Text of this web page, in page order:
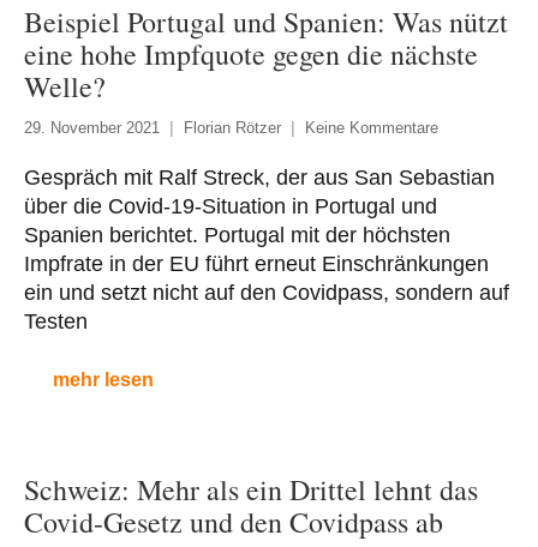
Beispiel Portugal und Spanien: Was nützt
eine hohe Impfquote gegen die nächste
Welle?
29. November 2021 Florian Rötzer Keine Kommentare
Gespräch mit Ralf Streck, der aus San Sebastian
über die Covid-19-Situation in Portugal und
Spanien berichtet. Portugal mit der höchsten
Impfrate in der EU führt erneut Einschränkungen
ein und setzt nicht auf den Covidpass, sondern auf
Testen
mehr lesen
Schweiz: Mehr als ein Drittel lehnt das
Covid-Gesetz und den Covidpass ab